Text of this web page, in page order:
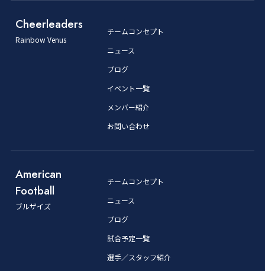
Cheerleaders
Rainbow Venus
チームコンセプト
ニュース
ブログ
イベント一覧
メンバー紹介
お問い合わせ
American
Football
ブルザイズ
チームコンセプト
ニュース
ブログ
試合予定一覧
選手／スタッフ紹介